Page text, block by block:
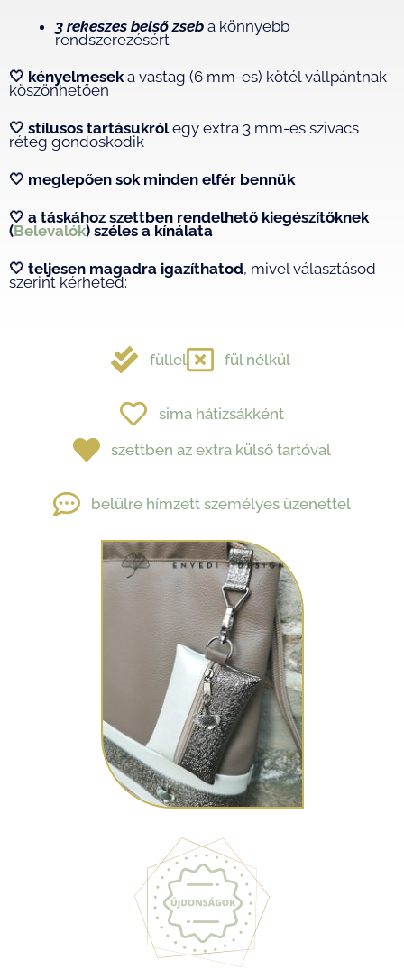
3 rekeszes belső zseb a könnyebb
rendszerezésért
🤍 kényelmesek a vastag (6 mm-es) kötél vállpántnak
köszönhetően
🤍 stílusos tartásukrólegy extra 3 mm-es szivacs
réteg gondoskodik
🤍 meglepően sok minden elfér bennük
🤍 a táskához szettben rendelhető kiegészítőknek
(Belevalók) széles a kínálata
🤍 teljesen magadra igazíthatod, mivel választásod
szerint kérheted:
füllel fül nélkül ​
sima hátizsákként
szettben az extra külső tartóval
belülre hímzettszemélyes üzenettel